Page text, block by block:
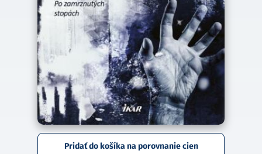
Pridať do košíka na porovnanie cien